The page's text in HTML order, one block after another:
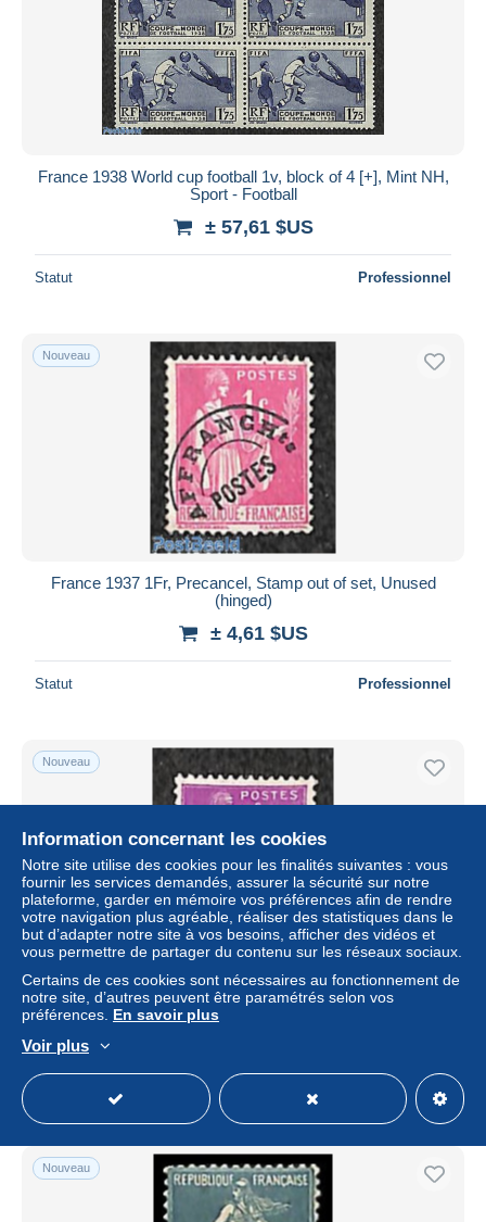
France 1938 World cup football 1v, block of 4 [+], Mint NH,
Sport - Football
± 57,61 $US
Statut Professionnel
Nouveau
France 1937 1Fr, Precancel, Stamp out of set, Unused
(hinged)
± 4,61 $US
Statut Professionnel
Nouveau
France 1938 1.40F Precancel, Stamp out of set, Unused
(hinged)
Professionnel
Nouveau
Information concernant les cookies
Notre site utilise des cookies pour les finalités suivantes : vous
fournir les services demandés, assurer la sécurité sur notre
plateforme, garder en mémoire vos préférences afin de rendre
votre navigation plus agréable, réaliser des statistiques dans le
but d’adapter notre site à vos besoins, afficher des vidéos et
vous permettre de partager du contenu sur les réseaux sociaux.
Certains de ces cookies sont nécessaires au fonctionnement de
notre site, d’autres peuvent être paramétrés selon vos
préférences. En savoir plus
Voir plus